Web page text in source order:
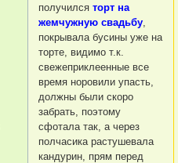
получился торт на
жемчужную свадьбу
покрывала бусины уже на
торте, видимо т.к.
свежеприклеенные все
время норовили упасть,
должны были скоро
забрать, поэтому
сфотала так, а через
полчасика растушевала
кандурин, прям перед